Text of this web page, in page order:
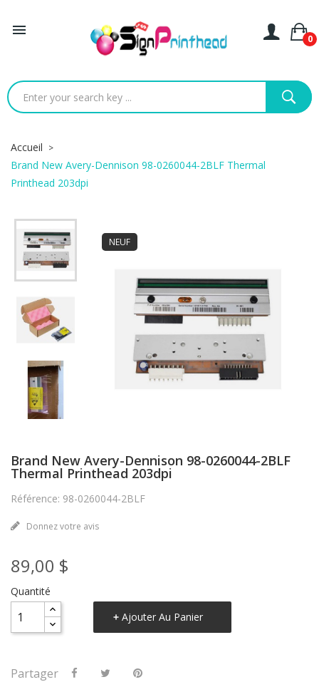

0
Accueil
Brand New Avery-Dennison 98-0260044-2BLF Thermal
Printhead 203dpi
NEUF
Brand New Avery-Dennison 98-0260044-2BLF
Thermal Printhead 203dpi
Référence: 98-0260044-2BLF
Donnez votre avis
89,00 $
Quantité
Ajouter Au Panier
Partager